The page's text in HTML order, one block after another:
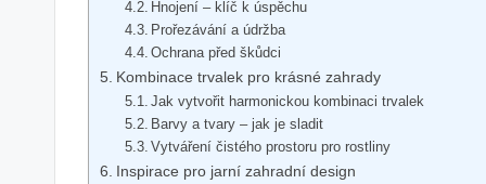
Hnojení – klíč k úspěchu
Prořezávání a údržba
Ochrana před škůdci
Kombinace trvalek pro krásné zahrady
Jak vytvořit harmonickou kombinaci trvalek
Barvy a tvary – jak je sladit
Vytváření čistého prostoru pro rostliny
Inspirace pro jarní zahradní design